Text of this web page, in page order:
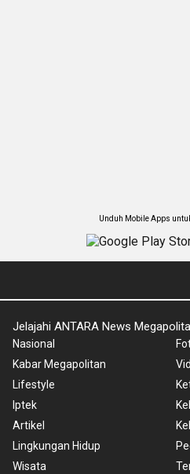
Unduh Mobile Apps
Jelajahi ANTARA News
Nasional
Kabar Megapolitan
Lifestyle
Iptek
Artikel
Lingkungan Hidup
Wisata